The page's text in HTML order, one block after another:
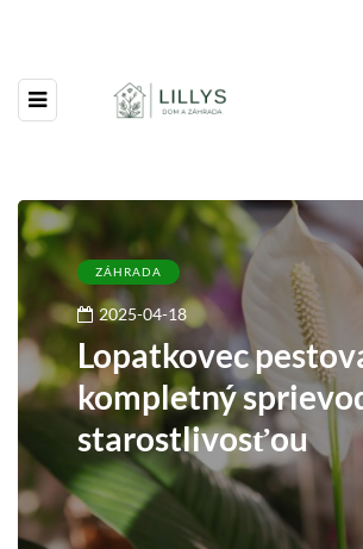
ZÁHRADA
2025-04-18
Lopatkovec
kompletný
starostlivosťou